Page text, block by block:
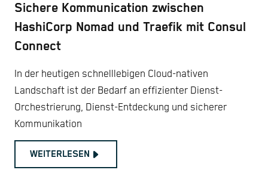
Sichere Kommunication zwischen
HashiCorp Nomad und Traefik mit Consul
Connect
In der heutigen schnelllebigen Cloud-nativen
Landschaft ist der Bedarf an effizienter Dienst-
Orchestrierung, Dienst-Entdeckung und sicherer
Kommunikation
WEITERLESEN